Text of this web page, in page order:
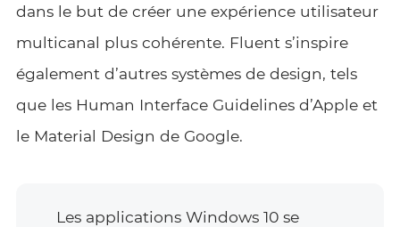
dans le but de créer une expérience utilisateur
multicanal plus cohérente. Fluent s’inspire
également d’autres systèmes de design, tels
que les Human Interface Guidelines d’Apple et
le Material Design de Google.
Les applications Windows 10 se